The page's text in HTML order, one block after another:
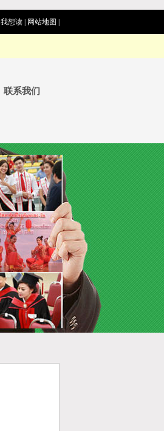
我想读 网站地图
联系我们